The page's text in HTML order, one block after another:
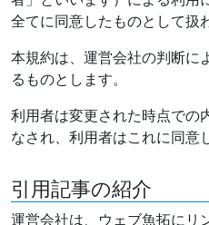
全てに同意したものとして扱
本規約は、運営会社の判断に
るものとします。
利用者は変更された時点での
なされ、利用者はこれに同意
引用記事の紹介
運営会社は、ウェブ魚拓にリ